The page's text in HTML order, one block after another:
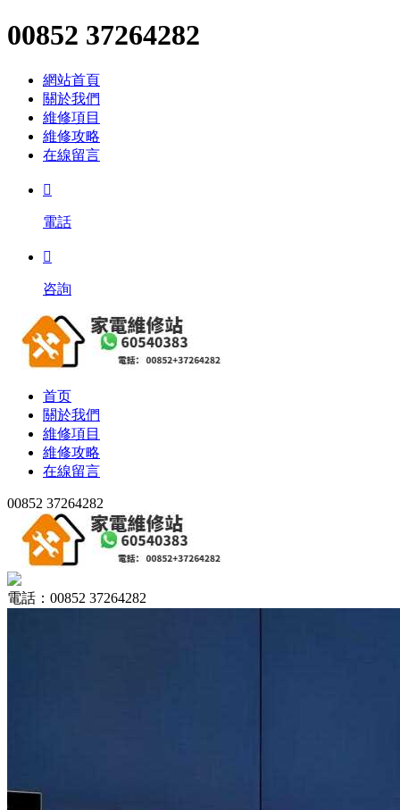
00852 37264282
網站首頁
關於我們
維修項目
維修攻略
在線留言

電話

咨詢
首页
關於我們
維修項目
維修攻略
在線留言
00852 37264282
電話：00852 37264282